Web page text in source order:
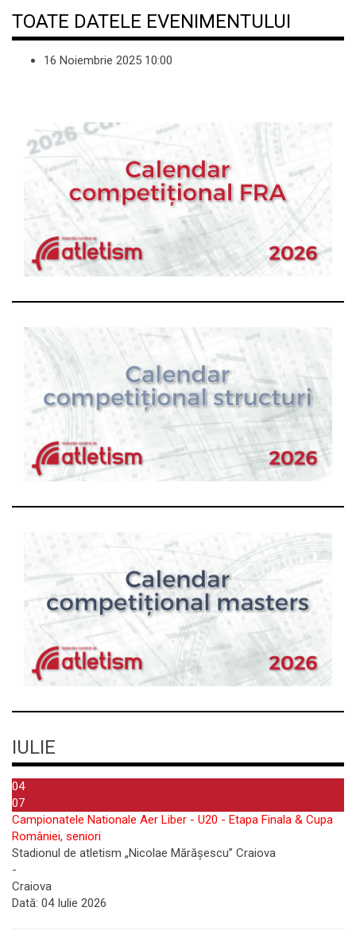
TOATE DATELE EVENIMENTULUI
16 Noiembrie 2025 10:00
IULIE
04
07
Campionatele Nationale Aer Liber - U20 - Etapa Finala & Cupa
României, seniori
Stadionul de atletism „Nicolae Mărășescu” Craiova
-
Craiova
Dată: 04 Iulie 2026